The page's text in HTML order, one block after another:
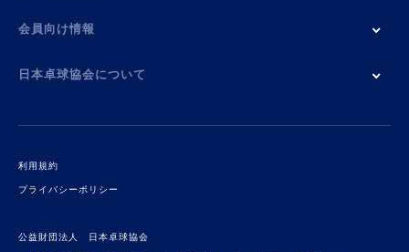
会員向け情報
日本卓球協会について
利用規約
プライバシーポリシー
公益財団法人 日本卓球協会